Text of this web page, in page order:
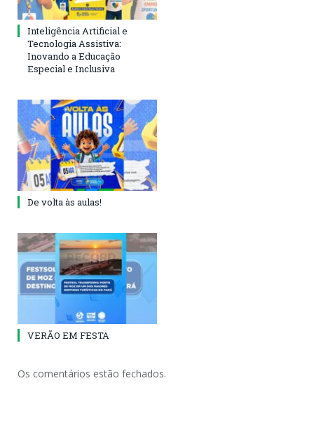
Inteligência Artificial e
Tecnologia Assistiva:
Inovando a Educação
Especial e Inclusiva
De volta às aulas!
VERÃO EM FESTA
Os comentários estão fechados.